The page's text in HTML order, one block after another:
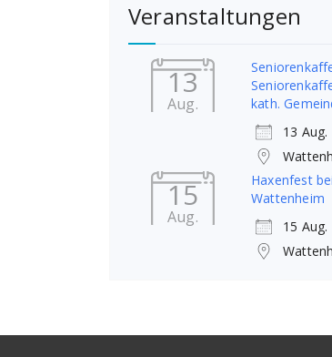
Veranstaltungen
13
Aug.
kath.
13 Aug.
15
Aug.
Haxenfest
Wattenheim
15 Aug.